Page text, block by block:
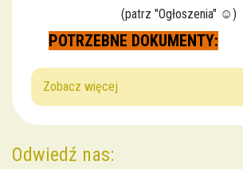
(patrz "Ogłoszenia" ☺️)
POTRZEBNE DOKUMENTY:
Zobacz więcej
Odwiedź nas: